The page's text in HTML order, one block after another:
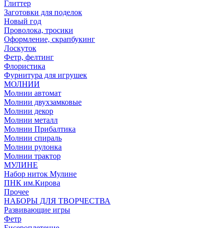
Глиттер
Заготовки для поделок
Новый год
Проволока, тросики
Оформление, скрапбукинг
Лоскуток
Фетр, фелтинг
Флористика
Фурнитура для игрушек
МОЛНИИ
Молнии автомат
Молнии двухзамковые
Молнии декор
Молнии металл
Молнии Прибалтика
Молнии спираль
Молнии рулонка
Молнии трактор
МУЛИНЕ
Набор ниток Мулине
ПНК им.Кирова
Прочее
НАБОРЫ ДЛЯ ТВОРЧЕСТВА
Развивающие игры
Фетр